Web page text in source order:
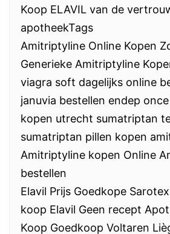
Koop ELAVIL van de
apotheekTags
Amitriptyline Online Kopen
Generieke Amitriptyline
viagra soft dagelijks online
januvia bestellen endep
kopen utrecht sumatriptan
sumatriptan pillen kopen
Amitriptyline kopen Online
bestellen
Elavil Prijs Goedkope Sarotex
koop Elavil Geen recept
Koop Goedkoop Voltaren